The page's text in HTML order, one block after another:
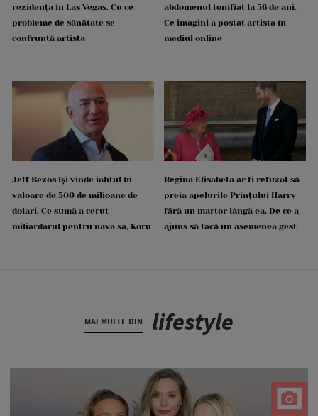
rezidența în Las Vegas. Cu ce
probleme de sănătate se
confruntă artista
abdomenul tonifiat la 56 de ani.
Ce imagini a postat artista în
mediul online
Jeff Bezos își vinde iahtul în
valoare de 500 de milioane de
dolari. Ce sumă a cerut
miliardarul pentru nava sa, Koru
Regina Elisabeta ar fi refuzat să
preia apelurile Prințului Harry
fără un martor lângă ea. De ce a
ajuns să facă un asemenea gest
MAI MULTE DIN lifestyle